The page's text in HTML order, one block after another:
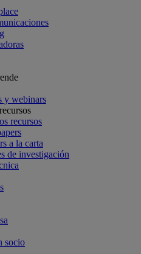
y webinars
recursos
a la carta
de investigación
socio